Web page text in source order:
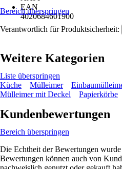
EAN
4020684601900
Bereich überspringen
Verantwortlich für Produktsicherheit:
Weitere Kategorien
Liste überspringen
Küche
Mülleimer
Mülleimer mit Deckel
Papierkörbe
Kundenbewertungen
Bereich überspringen
Die Echtheit der Bewertungen
Bewertungen können auch von